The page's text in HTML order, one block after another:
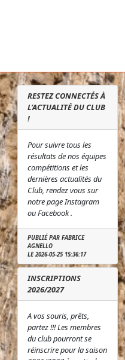
RESTEZ CONNECTÉS À
L’ACTUALITÉ DU CLUB
!
Pour suivre tous les
résultats de nos équipes
compétitions et les
dernières actualités du
Club, rendez vous sur
notre page Instagram
ou Facebook .
PUBLIÉ PAR FABRICE
AGNELLO
LE 2026-05-25 15:36:17
INSCRIPTIONS
2026/2027
A vos souris, prêts,
partez !!! Les membres
du club pourront se
réinscrire pour la saison